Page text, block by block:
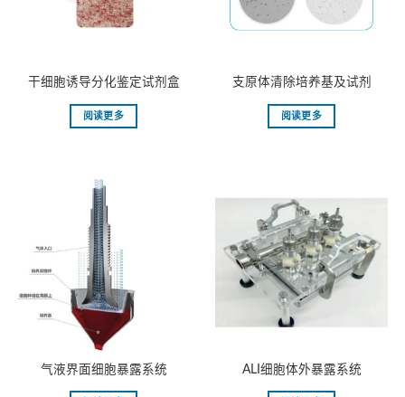
干细胞诱导分化鉴定试剂盒
阅读更多
支原体清除培养基及试剂
阅读更多
⽓液界⾯细胞暴露系统 ALI细胞体外暴露系统